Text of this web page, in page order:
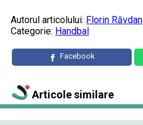
Autorul articolului: Florin Răvdan
Categorie: Handbal
Facebook
Articole similare